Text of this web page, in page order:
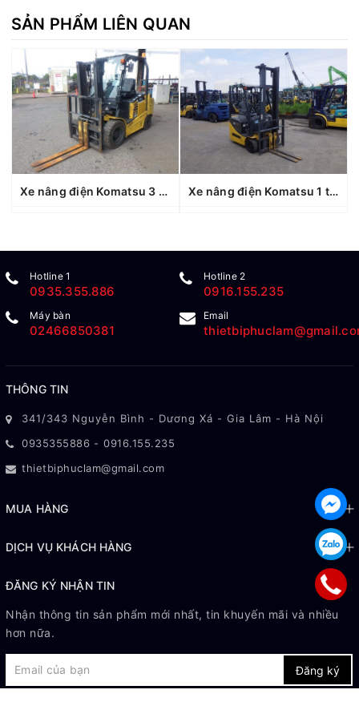
SẢN PHẨM LIÊN QUAN
Xe nâng điện Komatsu 3 tấn FE30-1 (307027), sản xuất năm 2019 Xe nâng điện Komatsu 1 tấn FB10M-12 (827635), sản xuất năm 2011
Hotline 1
0935.355.886
Hotline 2
0916.155.235
Máy bàn
02466850381
Email
THÔNG TIN
341/343 Nguyễn Bình - Dương Xá - Gia Lâm - Hà Nội
0935355886 - 0916.155.235
thietbiphuclam@gmail.com
MUA HÀNG
DỊCH VỤ KHÁCH HÀNG
ĐĂNG KÝ NHẬN TIN
Nhận thông tin sản phẩm mới nhất, tin khuyến mãi và nhiều
hơn nữa.
Đăng ký